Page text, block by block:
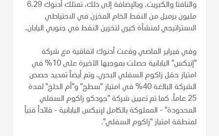
والنافتا والكبريت. وبالإضافة إلى ذلك، تمتلك أدنوك 6.29
مليون برميل من النفط الخام المخزن في الاحتياطي
الاستراتيجي لمنشأة كيري لتخزين النفط في جنوبي اليابان.
وفي فبراير الماضي وقعت أدنوك اتفاقية مع شركة
"إنبكس" اليابانية حصلت بموجبها الأخيرة على 10% في
امتياز حقل زاكوم السفلي البحري، وتم أيضاً تمديد حصص
الشركة البالغة 40% في امتياز "سطح" و"أم الدلخ" لمدة
25 عاماً. كما تم تعيين شركة "جودكو زاكوم السفلي
المحدودة" - المملوكة بالكامل لإنبكس اليابانية - قائداً فنياً
لمنطقة امتياز "زاكوم السفلي".